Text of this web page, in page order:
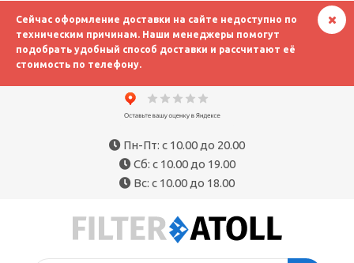
Сейчас оформление доставки на сайте недоступно по
техническим причинам. Наши менеджеры помогут
подобрать удобный способ доставки и рассчитают её
стоимость по телефону.
Пн-Пт: с 10.00 до 20.00
Сб: с 10.00 до 19.00
Вс: с 10.00 до 18.00